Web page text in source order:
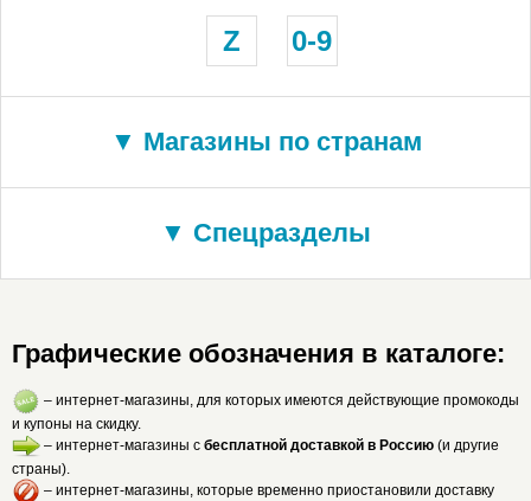
Z 0-9
▼ Магазины по странам
▼ Спецразделы
Графические обозначения в каталоге:
– интернет-магазины, для которых имеются действующие промокоды
и купоны на скидку.
– интернет-магазины с бесплатной доставкой в Россию (и другие
страны).
– интернет-магазины, которые временно приостановили доставку